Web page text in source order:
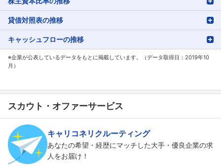
貸借対照表の推移
キャッシュフローの推移
※企業が公表しているデータをもとに掲載しています。（データ取得日：2019年10
月）
スカウト・オファーサービス
キャリコネリクルーティング
あなたの希望・経歴にマッチした大手・優良企業の求
人をお届け！